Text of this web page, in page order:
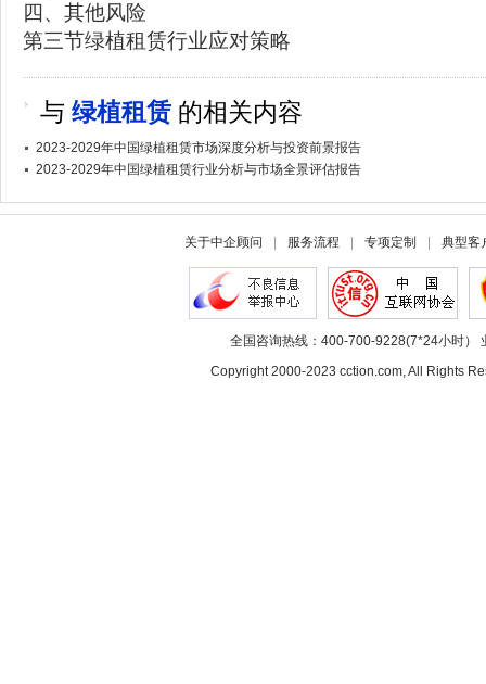
四、其他风险
第三节绿植租赁行业应对策略
与 绿植租赁 的相关内容
2023-2029年中国绿植租赁市场深度分析与投资前景报告
2023-2029年中国绿植租赁行业分析与市场全景评估报告
关于中企顾问 服务流程 专项定制 典型客
全国咨询热线：400-700-9228(7*24小时）
Copyright 2000-2023 cction.com, All Rights